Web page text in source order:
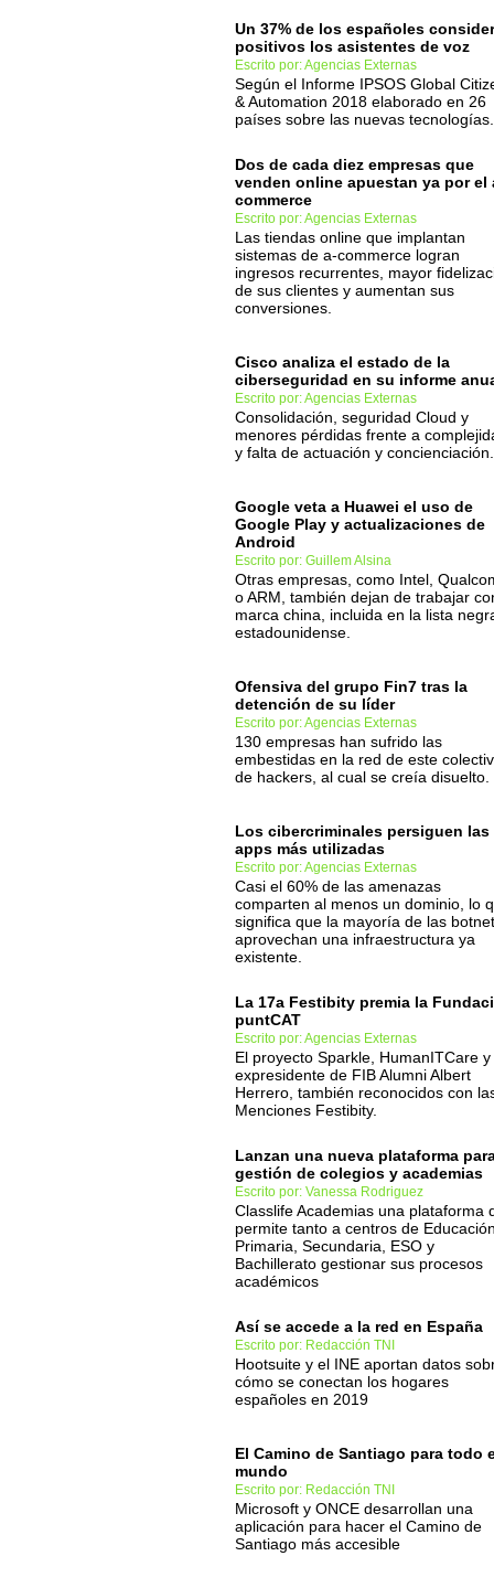
Un 37% de los españoles
positivos los asistentes de voz
Escrito por: Agencias Externas
Según el Informe IPSOS Global
& Automation 2018 elaborado en 26
países sobre las nuevas tecnologías.
Dos de cada diez empresas que
venden online apuestan ya por el
commerce
Escrito por: Agencias Externas
Las tiendas online que implantan
sistemas de a-commerce logran
ingresos recurrentes, mayor
de sus clientes y aumentan sus
conversiones.
Cisco analiza el estado de la
ciberseguridad en su informe
Escrito por: Agencias Externas
Consolidación, seguridad Cloud y
menores pérdidas frente a
y falta de actuación y concienciación.
Google veta a Huawei el uso de
Google Play y actualizaciones de
Android
Escrito por: Guillem Alsina
Otras empresas, como Intel,
o ARM, también dejan de trabajar
marca china, incluida en la lista
estadounidense.
Ofensiva del grupo Fin7 tras la
detención de su líder
Escrito por: Agencias Externas
130 empresas han sufrido las
embestidas en la red de este
de hackers, al cual se creía disuelto.
Los cibercriminales persiguen las
apps más utilizadas
Escrito por: Agencias Externas
Casi el 60% de las amenazas
comparten al menos un dominio, lo
significa que la mayoría de las
aprovechan una infraestructura ya
existente.
La 17a Festibity premia la
puntCAT
Escrito por: Agencias Externas
El proyecto Sparkle, HumanITCare y
expresidente de FIB Alumni Albert
Herrero, también reconocidos con
Menciones Festibity.
Lanzan una nueva plataforma
gestión de colegios y academias
Escrito por: Vanessa Rodriguez
Classlife Academias una plataforma
permite tanto a centros de
Primaria, Secundaria, ESO y
Bachillerato gestionar sus procesos
académicos
Así se accede a la red en España
Escrito por: Redacción TNI
Hootsuite y el INE aportan datos
cómo se conectan los hogares
españoles en 2019
El Camino de Santiago para todo
mundo
Escrito por: Redacción TNI
Microsoft y ONCE desarrollan una
aplicación para hacer el Camino de
Santiago más accesible